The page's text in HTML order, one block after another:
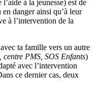
à la jeunesse) est de
danger ainsi qu’à leur
à l’intervention de la
ta famille vers un autre
PMS, SOS Enfants)
avec l’intervention
ce dernier cas, deux